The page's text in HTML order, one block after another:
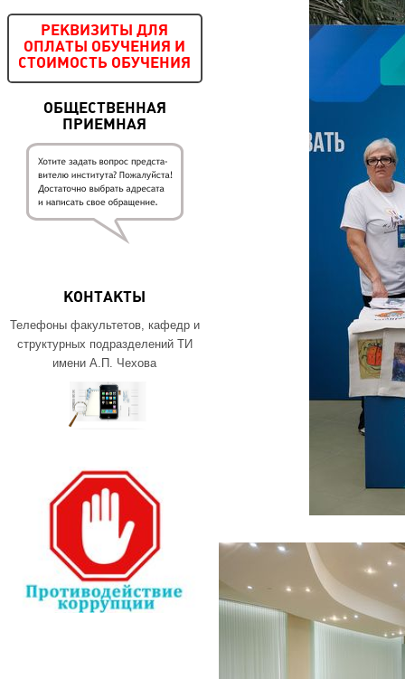
РЕКВИЗИТЫ ДЛЯ
ОПЛАТЫ ОБУЧЕНИЯ И
СТОИМОСТЬ ОБУЧЕНИЯ
ОБЩЕСТВЕННАЯ
ПРИЕМНАЯ
КОНТАКТЫ
Телефоны факультетов, кафедр и
структурных подразделений ТИ
имени А.П. Чехова